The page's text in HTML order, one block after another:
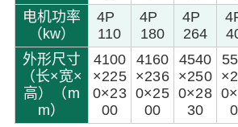
电机功率
（kw）
4P
110
4P
180
4P
264
外形尺寸
（长×宽×
高）（m
m）
4100
×225
0×23
00
4160
×236
0×25
00
4540
×250
0×28
30